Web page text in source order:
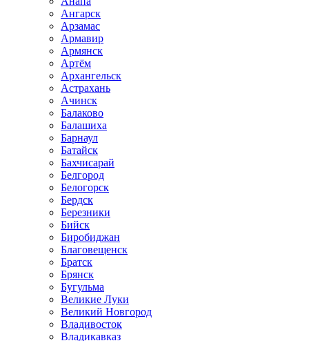
Ангарск
Арзамас
Армавир
Армянск
Артём
Архангельск
Астрахань
Ачинск
Балаково
Балашиха
Барнаул
Батайск
Бахчисарай
Белгород
Белогорск
Бердск
Березники
Бийск
Биробиджан
Благовещенск
Братск
Брянск
Бугульма
Великие Луки
Великий Новгород
Владивосток
Владикавказ